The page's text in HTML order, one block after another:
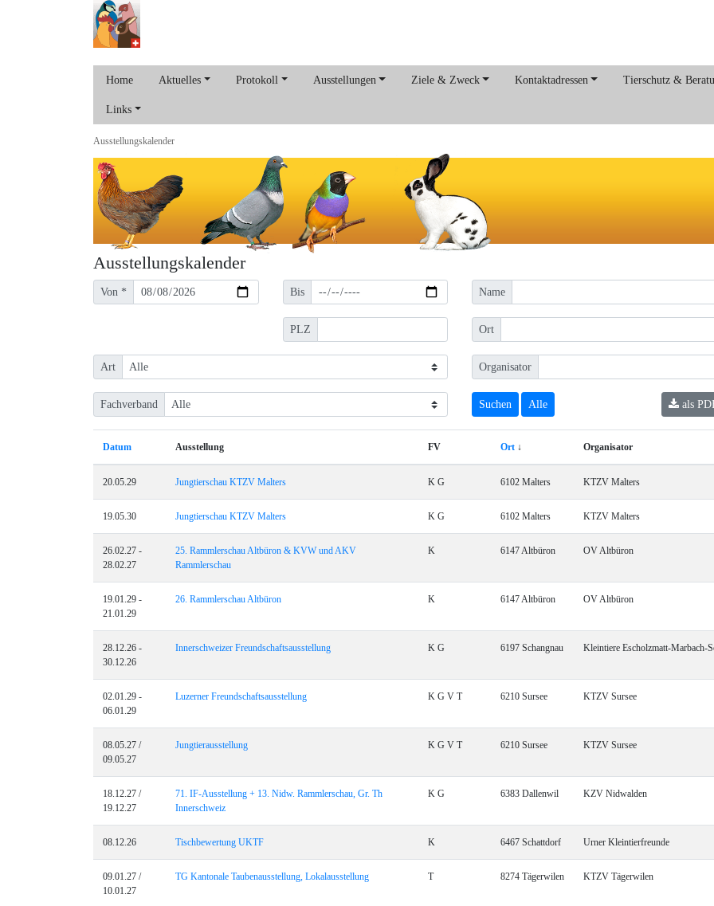
Home Aktuelles Protokoll Ausstellungen Ziele & Zweck Kontaktadressen Tierschutz &
Links
Ausstellungs­kalender
Ausstellungs­kalender
Von * Bis Name
PLZ Ort
Art Organisator
Fachverband als
Datum Ausstellung FV Ort ↓ Organisator
20.05.29 Jungtierschau KTZV Malters K G 6102 Malters KTZV Malters
19.05.30 Jungtierschau KTZV Malters K G 6102 Malters KTZV Malters
26.02.27 -
28.02.27
25. Rammlerschau Altbüron & KVW und AKV
Rammlerschau
K 6147 Altbüron OV Altbüron
19.01.29 -
21.01.29
26. Rammlerschau Altbüron K 6147 Altbüron OV Altbüron
28.12.26 -
30.12.26
Innerschweizer Freundschaftsausstellung K G 6197 Schangnau Kleintiere Escholzmatt-Marbach-
02.01.29 -
06.01.29
Luzerner Freundschaftsausstellung K G V T 6210 Sursee KTZV Sursee
08.05.27 /
09.05.27
Jungtierausstellung K G V T 6210 Sursee KTZV Sursee
18.12.27 /
19.12.27
71. IF-Ausstellung + 13. Nidw. Rammlerschau, Gr. Th
Innerschweiz
K G 6383 Dallenwil KZV Nidwalden
08.12.26 Tischbewertung UKTF K 6467 Schattdorf Urner Kleintierfreunde
09.01.27 /
10.01.27
TG Kantonale Taubenausstellung, Lokalausstellung T 8274 Tägerwilen KTZV Tägerwilen